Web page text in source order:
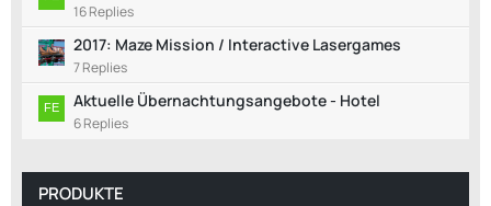
16 Replies
2017: Maze Mission / Interactive Lasergames
7 Replies
Aktuelle Übernachtungsangebote - Hotel
6 Replies
PRODUKTE